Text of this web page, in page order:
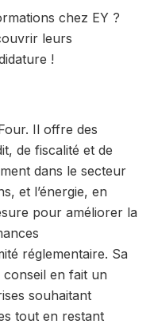
chez EY ?
leurs
!
Il offre des
de fiscalité et de
dans le secteur
et l’énergie, en
pour améliorer la
réglementaire. Sa
conseil en fait un
souhaitant
tout en restant